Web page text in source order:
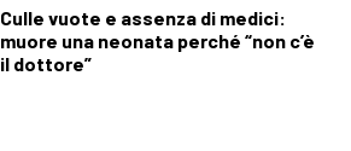
Culle vuote e assenza di medici:
muore una neonata perché “non c’è
il dottore”